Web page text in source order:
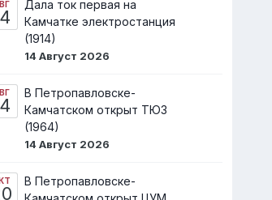
Дала ток первая на
Камчатке электростанция
(1914)
14 Август 2026
В Петропавловске-
Камчатском открыт ТЮЗ
(1964)
14 Август 2026
В Петропавловске-